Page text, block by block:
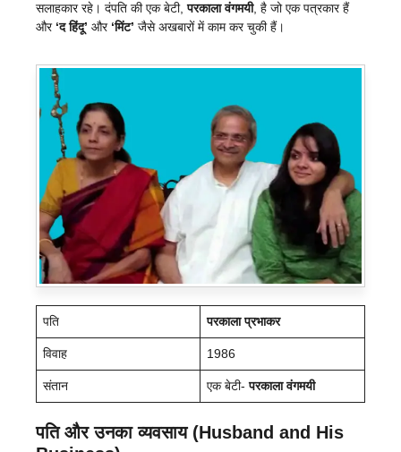
सलाहकार रहे। दंपति की एक बेटी,परकाला वंगमयी, है जो एक पत्रकार हैं
और ‘द हिंदू’ और ‘मिंट’ जैसे अखबारों में काम कर चुकी हैं।
पति परकाला प्रभाकर
विवाह 1986
संतान एक बेटी-परकाला वंगमयी
पति और उनका व्यवसाय (Husband and His